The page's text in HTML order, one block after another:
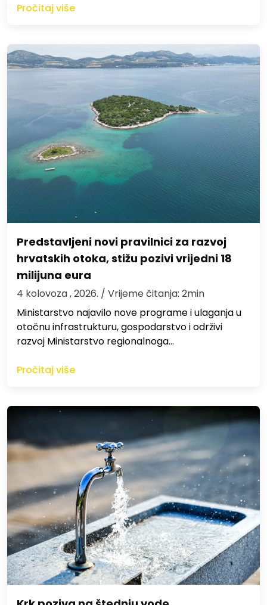
Pročitaj više
Predstavljeni novi pravilnici za razvoj
hrvatskih otoka, stižu pozivi vrijedni 18
milijuna eura
4 kolovoza , 2026. / Vrijeme čitanja: 2min
Ministarstvo najavilo nove programe i ulaganja u
otočnu infrastrukturu, gospodarstvo i održivi
razvoj Ministarstvo regionalnoga…
Pročitaj više